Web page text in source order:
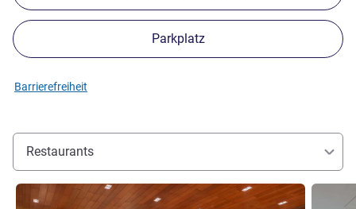
Parkplatz
Barrierefreiheit
Restaurants
Details ansehen Details